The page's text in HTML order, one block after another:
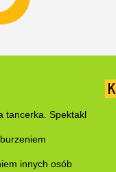
tancerka. Spektakl
innych osób